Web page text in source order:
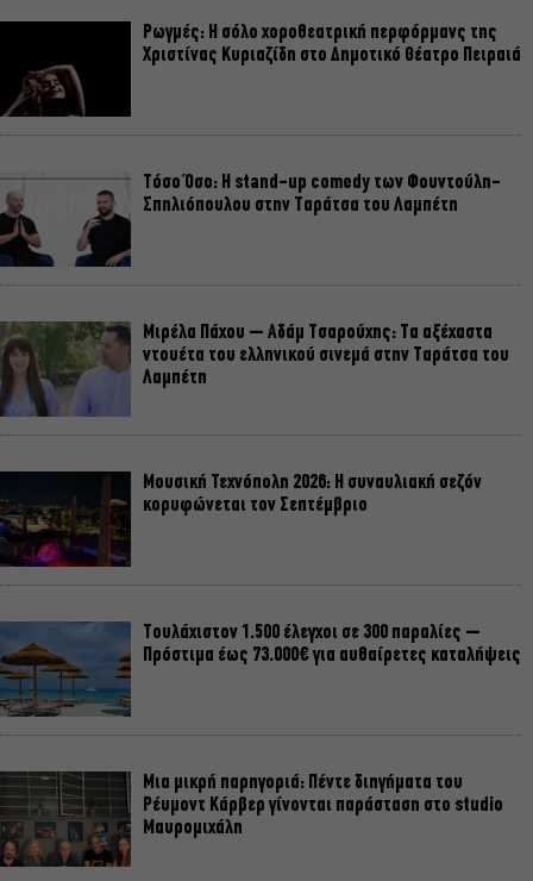
Ρωγμές: Η σόλο χοροθεατρική περφόρμανς της
Χριστίνας Κυριαζίδη στο Δημοτικό Θέατρο Πειραιά
Τόσο Όσο: Η stand-up comedy των Φουντούλη-
Σπηλιόπουλου στην Ταράτσα του Λαμπέτη
Μιρέλα Πάχου – Αδάμ Τσαρούχης: Τα αξέχαστα
ντουέτα του ελληνικού σινεμά στην Ταράτσα του
Λαμπέτη
Μουσική Τεχνόπολη 2026: Η συναυλιακή σεζόν
κορυφώνεται τον Σεπτέμβριο
Τουλάχιστον 1.500 έλεγχοι σε 300 παραλίες –
Πρόστιμα έως 73.000€ για αυθαίρετες καταλήψεις
Μια μικρή παρηγοριά: Πέντε διηγήματα του
Ρέυμοντ Κάρβερ γίνονται παράσταση στο studio
Μαυρομιχάλη